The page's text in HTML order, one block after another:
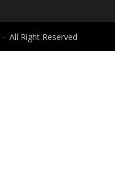
– All Right Reserved